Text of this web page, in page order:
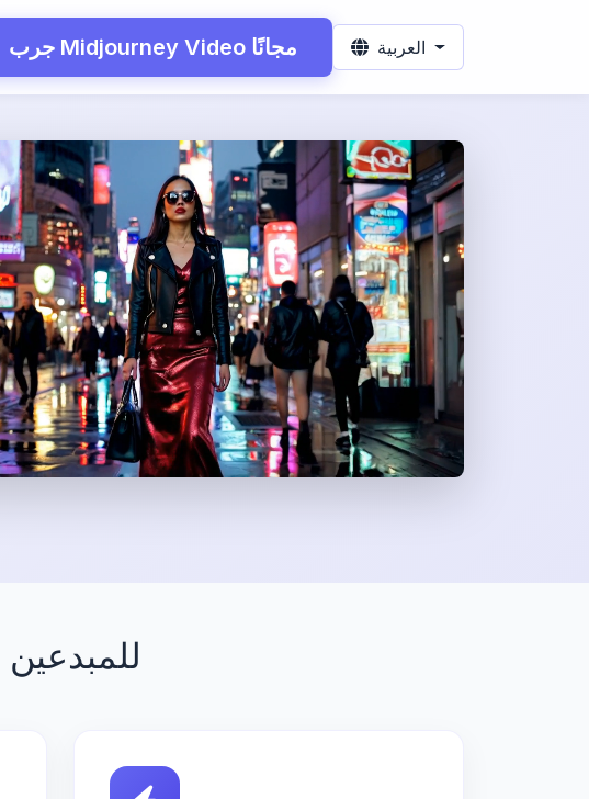
جرب Midjourney Video مجانًا العربية
ميزات Midjourney Video AI للمبدعين